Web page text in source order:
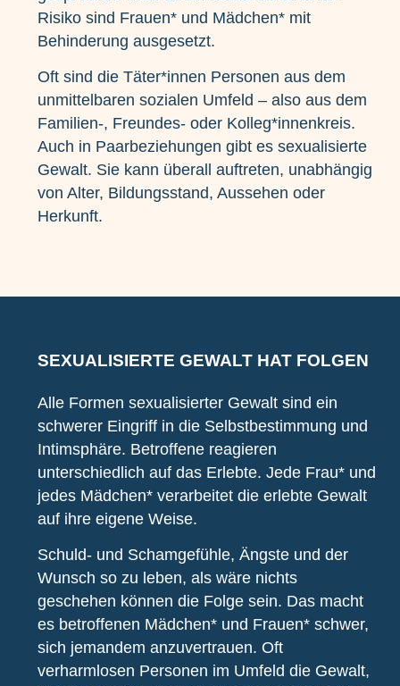
Risiko sind Frauen* und Mädchen* mit
Behinderung ausgesetzt.
Oft sind die Täter*innen Personen aus dem
unmittelbaren sozialen Umfeld – also aus dem
Familien-, Freundes- oder Kolleg*innenkreis.
Auch in Paarbeziehungen gibt es sexualisierte
Gewalt. Sie kann überall auftreten, unabhängig
von Alter, Bildungsstand, Aussehen oder
Herkunft.
SEXUALISIERTE GEWALT HAT FOLGEN
Alle Formen sexualisierter Gewalt sind ein
schwerer Eingriff in die Selbstbestimmung und
Intimsphäre. Betroffene reagieren
unterschiedlich auf das Erlebte. Jede Frau* und
jedes Mädchen* verarbeitet die erlebte Gewalt
auf ihre eigene Weise.
Schuld- und Schamgefühle, Ängste und der
Wunsch so zu leben, als wäre nichts
geschehen können die Folge sein. Das macht
es betroffenen Mädchen* und Frauen* schwer,
sich jemandem anzuvertrauen. Oft
verharmlosen Personen im Umfeld die Gewalt,